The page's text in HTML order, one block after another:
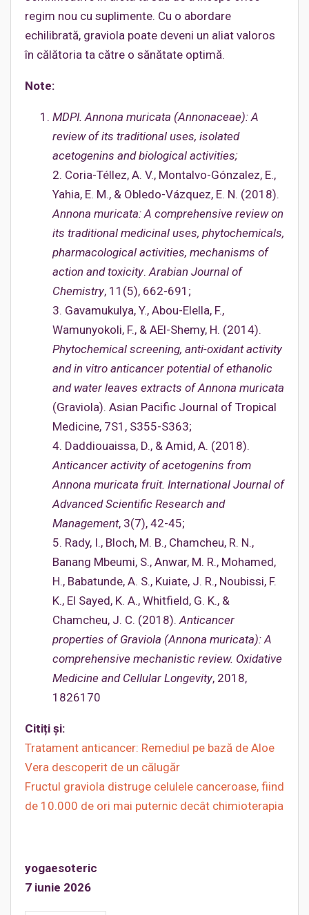
regim nou cu suplimente. Cu o abordare
echilibrată, graviola poate deveni un aliat valoros
în călătoria ta către o sănătate optimă.
Note:
MDPI. Annona muricata (Annonaceae): A
review of its traditional uses, isolated
acetogenins and biological activities;
2. Coria-Téllez, A. V., Montalvo-Gónzalez, E.,
Yahia, E. M., & Obledo-Vázquez, E. N. (2018).
Annona muricata: A comprehensive review on
its traditional medicinal uses, phytochemicals,
pharmacological activities, mechanisms of
action and toxicity. Arabian Journal of
Chemistry, 11(5), 662-691;
3. Gavamukulya, Y., Abou-Elella, F.,
Wamunyokoli, F., & AEl-Shemy, H. (2014).
Phytochemical screening, anti-oxidant activity
and in vitro anticancer potential of ethanolic
and water leaves extracts of Annona muricata
(Graviola). Asian Pacific Journal of Tropical
Medicine, 7S1, S355-S363;
4. Daddiouaissa, D., & Amid, A. (2018).
Anticancer activity of acetogenins from
Annona muricata fruit. International Journal of
Advanced Scientific Research and
Management, 3(7), 42-45;
5. Rady, I., Bloch, M. B., Chamcheu, R. N.,
Banang Mbeumi, S., Anwar, M. R., Mohamed,
H., Babatunde, A. S., Kuiate, J. R., Noubissi, F.
K., El Sayed, K. A., Whitfield, G. K., &
Chamcheu, J. C. (2018). Anticancer
properties of Graviola (Annona muricata): A
comprehensive mechanistic review. Oxidative
Medicine and Cellular Longevity, 2018,
1826170
Citiți și:
Tratament anticancer: Remediul pe bază de Aloe
Vera descoperit de un călugăr
Fructul graviola distruge celulele canceroase, fiind
de 10.000 de ori mai puternic decât chimioterapia
yogaesoteric
7 iunie 2026